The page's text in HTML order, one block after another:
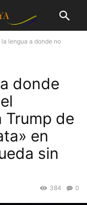
la lengua a donde no
donde
Trump de
en
sin
0
384